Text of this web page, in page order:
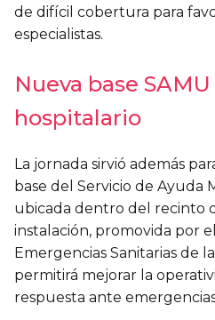
de difícil cobertura para
especialistas.
Nueva base
hospitalario
La jornada sirvió además
base del Servicio de Ayuda
ubicada dentro del recinto
instalación, promovida por
Emergencias Sanitarias de
permitirá mejorar la
respuesta ante